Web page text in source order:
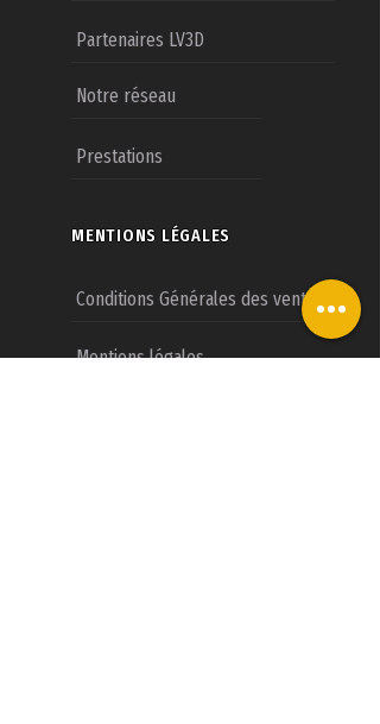
Partenaires LV3D
Notre réseau
Prestations
MENTIONS LÉGALES
Conditions Générales des ventes
Mentions légales